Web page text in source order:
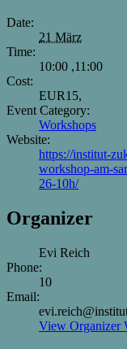
Date:
21 März
Time:
10:00 ,11:00
Cost:
EUR15,
Event Category:
Workshops
Website:
https://institut-
workshop-am-
26-10h/
Organizer
Evi Reich
Phone:
10
Email:
View Organizer